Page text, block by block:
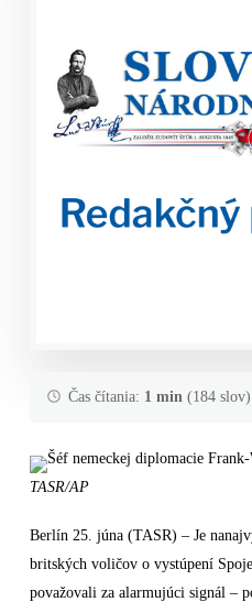
Čas čítania: 1 min (184 slov)
Šéf nemeckej diplomacie
TASR/AP
Berlín 25. júna (TASR) – Je
britských voličov o vystúpení
považovali za alarmujúci signál –